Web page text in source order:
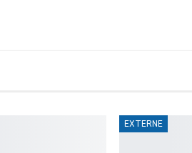
EXTERNE